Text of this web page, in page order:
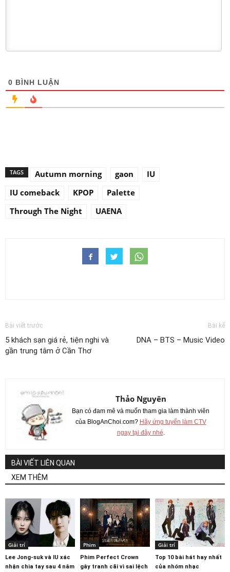
0 BÌNH LUẬN
TAGS Autumn morning gaon
IU
IU comeback
KPOP
Palette
Through The Night
UAENA
Bài viết trước
5 khách sạn giá rẻ, tiện nghi và
gần trung tâm ở Cần Thơ
Bài kế
DNA – BTS – Music Video
Thảo Nguyên
Bạn có đam mê và muốn tham gia làm thành viên
của BlogAnChoi.com? Hãy ứng tuyển làm CTV
ngay tại đây nhé
BÀI VIẾT LIÊN QUAN
XEM THÊM
Giải trí
Lee Jong-suk và IU xác
nhận chia tay sau 4 năm
Phim
Phim Perfect Crown
gây tranh cãi vì sai lệch
Giải trí
Top 10 bài hát hay nhất
của nhóm nhạc